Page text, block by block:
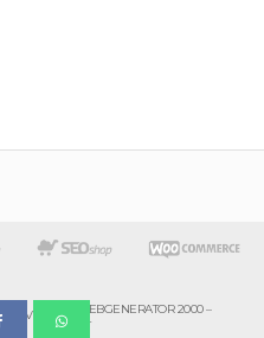
PRIVACY © WEBGENERATOR 2000 –
2024